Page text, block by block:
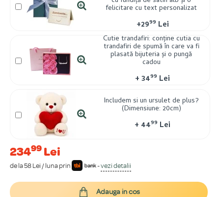
23499 Lei
de la 58 Lei / luna prin -vezi detalii
felicitare cu text personalizat
+2999 Lei
Cutie trandafiri: conține cutia cu
trandafiri de spumă în care va fi
plasată bijuteria și o pungă
cadou
+3499 Lei
Includem si un ursulet de plus?
(Dimensiune: 20cm)
+ 4499 Lei
Adauga in cos